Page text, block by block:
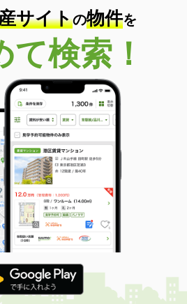
サイトの物件を
て検索！